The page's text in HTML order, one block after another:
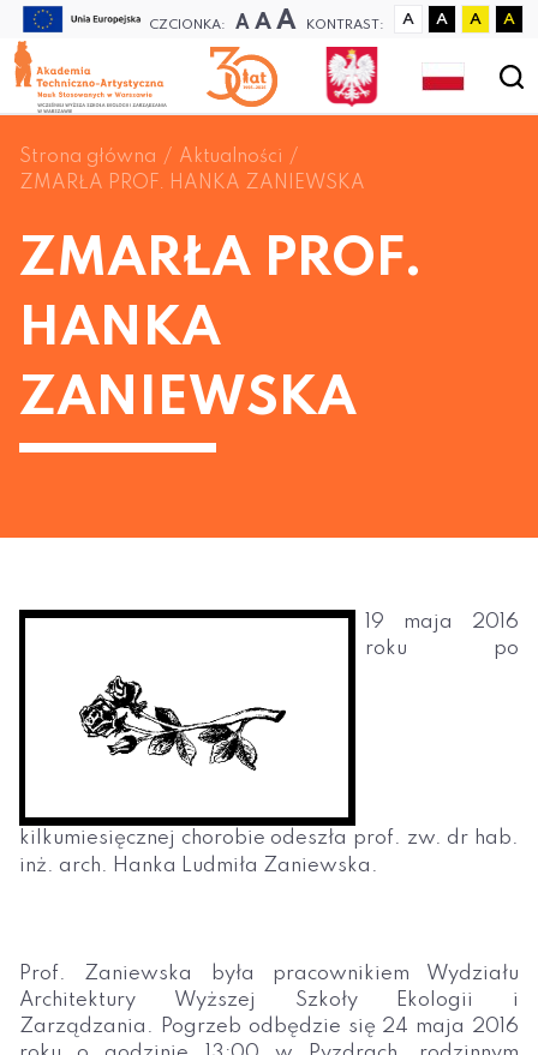
CZCIONKA: A A A KONTRAST: A A A A
Strona główna
Aktualności
ZMARŁA PROF. HANKA ZANIEWSKA
ZMARŁA PROF.
HANKA
ZANIEWSKA
19 maja 2016
roku po
kilkumiesięcznej chorobie odeszła prof. zw. dr hab.
inż. arch. Hanka Ludmiła Zaniewska.
Prof. Zaniewska była pracownikiem Wydziału
Architektury Wyższej Szkoły Ekologii i
Zarządzania. Pogrzeb odbędzie się 24 maja 2016